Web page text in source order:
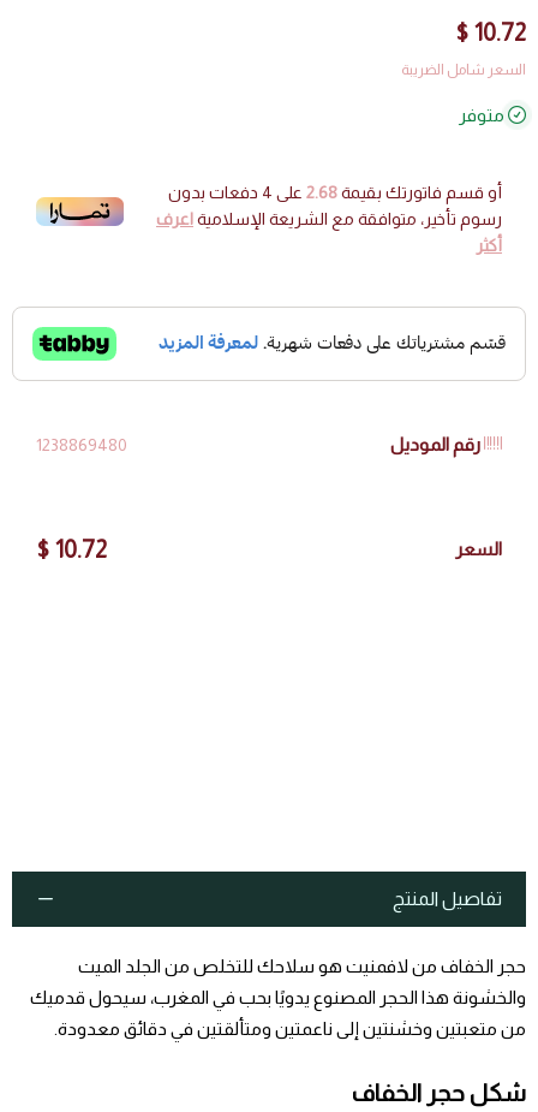
10.72 $
السعر شامل الضريبة
متوفر
أو قسم فاتورتك بقيمة2.68 على 4 دفعات بدون
رسوم تأخير، متوافقة مع الشريعة الإسلامية اعرف
أكثر
رقم الموديل 1238869480
السعر 10.72 $
تفاصيل المنتج
حجر الخفاف من لافمنيت هو سلاحك للتخلص من الجلد الميت
والخشونة هذا الحجر المصنوع يدويًا بحب في المغرب، سيحول قدميك
من متعبتين وخشنتين إلى ناعمتين ومتألقتين في دقائق معدودة.
شكل حجر الخفاف